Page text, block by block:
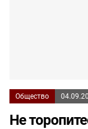
Общество
Не